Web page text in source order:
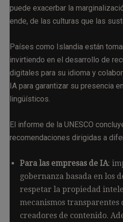
puede exacerbar la
ende, de las culturas que las
Países como Islandia están
invirtiendo en el desarrollo de
digitales para su idioma y
IA para garantizar su presencia
lingüísticos.
El informe de la UNESCO
recomendaciones dirigidas a
Para las empresas de IA:
gobernanza basada en los
respetar la propiedad
mecanismos transparentes
creadores de contenido.